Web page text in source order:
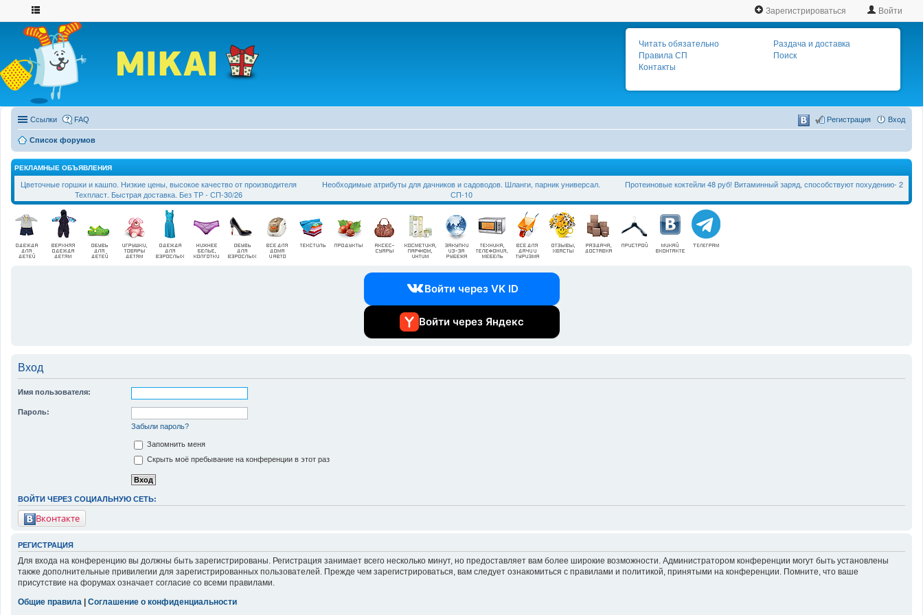
Зарегистрироваться Войти
Читать обязательно
Правила СП
Контакты
Раздача и доставка
Поиск
Ссылки FAQ Вход
Регистрация
Список форумов
РЕКЛАМНЫЕ ОБЪЯВЛЕНИЯ
Цветочные горшки и кашпо. Низкие цены, высокое качество от производителя
Техпласт. Быстрая доставка. Без ТР - СП-30/26
Необходимые атрибуты для дачников и садоводов. Шланги, парник универсал.
СП-10
Протеиновые коктейли 48 руб! Витаминный заряд, способствуют похудению- 2
Войти через VK ID
Войти через Яндекс
Вход
Имя пользователя:
Пароль:
Забыли пароль?
Запомнить меня
Скрыть моё пребывание на конференции в этот раз
ВОЙТИ ЧЕРЕЗ СОЦИАЛЬНУЮ СЕТЬ:
Вконтакте
РЕГИСТРАЦИЯ
Для входа на конференцию вы должны быть зарегистрированы. Регистрация занимает всего несколько минут, но предоставляет вам более широкие возможности. Администратором конференции могут быть установлены
также дополнительные привилегии для зарегистрированных пользователей. Прежде чем зарегистрироваться, вам следует ознакомиться с правилами и политикой, принятыми на конференции. Помните, что ваше
присутствие на форумах означает согласие со всеми правилами.
Общие правила
Соглашение о конфиденциальности